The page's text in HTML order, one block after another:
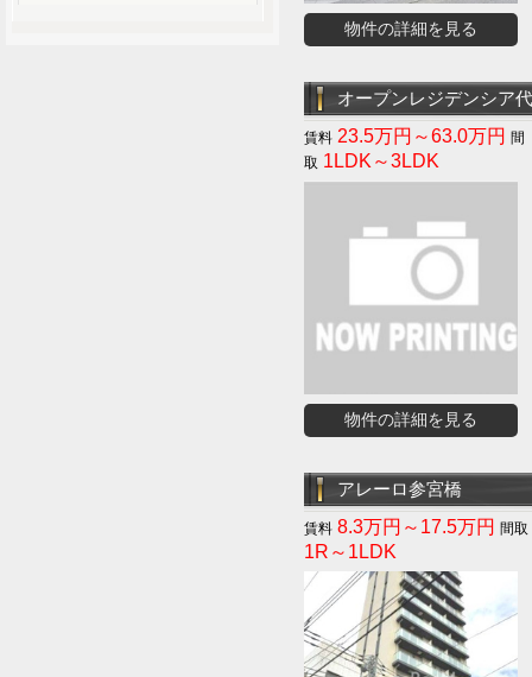
物件の詳細を見る
オープンレジデンシア
23.5万円～63.0万円
1LDK～3LDK
物件の詳細を見る
アレーロ参宮橋
8.3万円～17.5万円
1R～1LDK